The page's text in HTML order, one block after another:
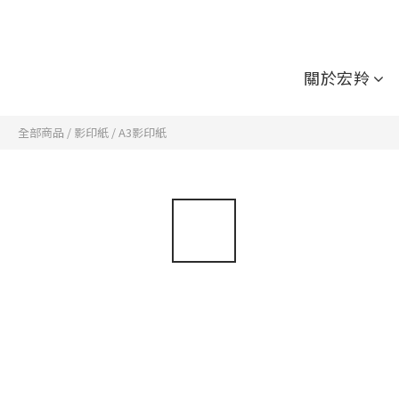
關於宏羚
全部商品 / 影印紙 /A3影印紙